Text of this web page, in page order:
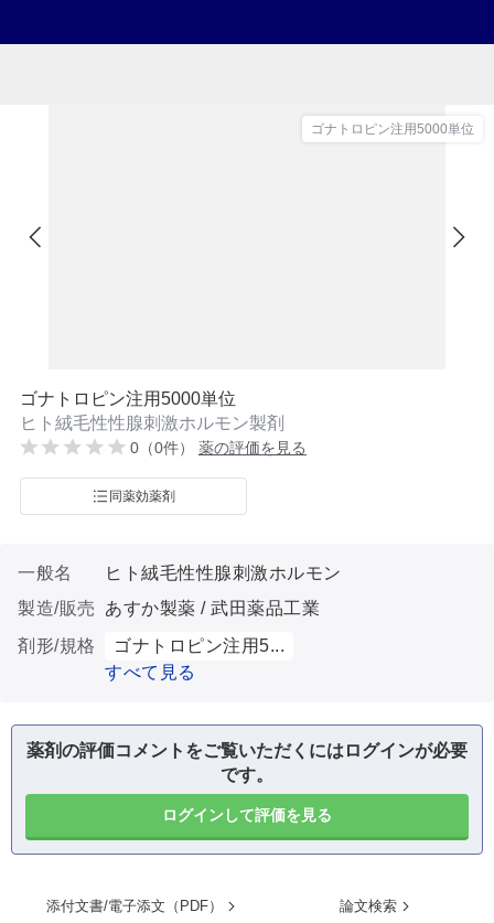
ゴナトロピン注用5000単位
ゴナトロピン注用5000単位
ヒト絨毛性性腺刺激ホルモン製剤
0（0件） 薬の評価を見る
同薬効薬剤
一般名
ヒト絨毛性性腺刺激ホルモン
製造/販売
あすか製薬 / 武田薬品工業
剤形/規格
ゴナトロピン注用5...
すべて見る
薬剤の評価コメントをご覧いただくにはログインが必要
です。
ログインして評価を見る
添付文書/電子添文（PDF） 論文検索